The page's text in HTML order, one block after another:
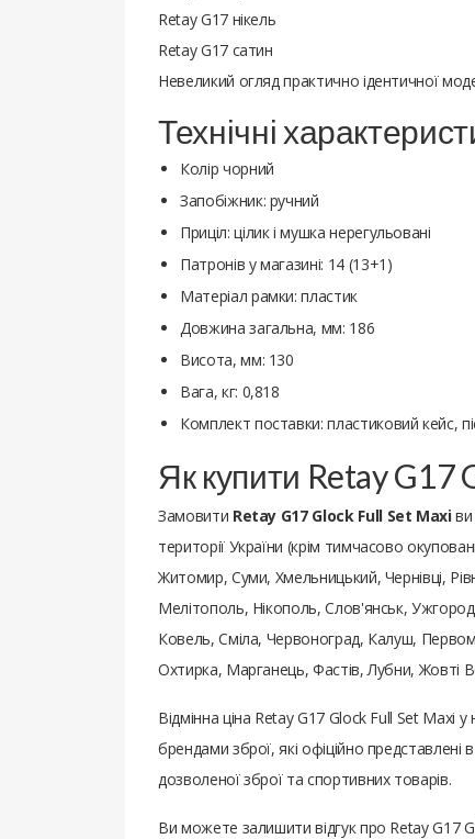
Retay G17 нікель
Retay G17 сатин
Невеликий огляд практично ідентичної
Технічні
Колір чорний
Запобіжник: ручний
Приціл: цілик і мушка нерегульовані
Патронів у магазині: 14 (13+1)
Матеріал рамки: пластик
Довжина загальна, мм: 186
Висота, мм: 130
Вага, кг: 0,818
Комплект поставки: пластиковий кейс,
Як купити Retay G17
Замовити Retay G17 Glock Full Set Maxiви
території України (крім тимчасово
Житомир, Суми, Хмельницький, Чернівці,
Мелітополь, Нікополь, Слов'янськ,
Ковель, Сміла, Червоноград, Калуш,
Охтирка, Марганець, Фастів, Лубни,
Відмінна ціна Retay G17 Glock Full Set
брендами зброї, які офіційно
дозволеної зброї та спортивних товарів.
Ви можете залишити відгук про Retay G17